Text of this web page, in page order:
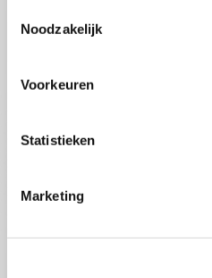
Noodzakelijk
Voorkeuren
Statistieken
Marketing
Locatie: Online
Inschrijven
2.5dagen